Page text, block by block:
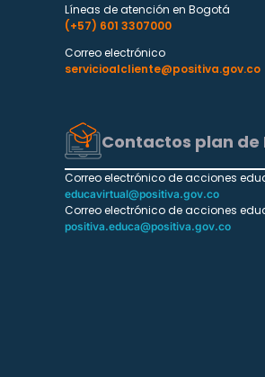
Líneas de atención en Bogotá
(+57) 601 3307000
Correo electrónico
servicioalcliente@positiva.gov.co
Contactos plan de
Correo electrónico de acciones
educavirtual@positiva.gov.co
Correo electrónico de acciones
positiva.educa@positiva.gov.co